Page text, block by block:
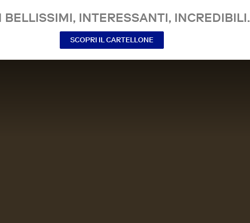
BELLISSIMI, INTERESSANTI, INCREDIBILI.
SCOPRI IL CARTELLONE